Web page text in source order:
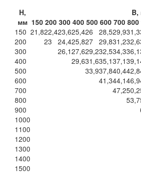
H,
мм 150 200 300 400 500 600 700 800
150 21,822,423,625,426 28,529,931,3
200
23 24,425,827 29,831,232,6
300
26,127,629,232,534,336,1
400
29,631,635,137,139,1
500
33,937,840,442,8
600
41,344,146,9
700
47,250,2
800
53,7
900
1000
1100
1200
1300
1400
1500